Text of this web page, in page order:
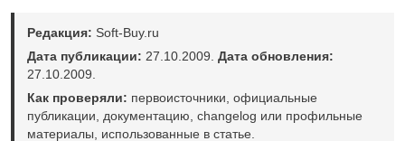
Редакция: Soft-Buy.ru
Дата публикации: 27.10.2009. Дата обновления:
27.10.2009.
Как проверяли: первоисточники, официальные
публикации, документацию, changelog или профильные
материалы, использованные в статье.